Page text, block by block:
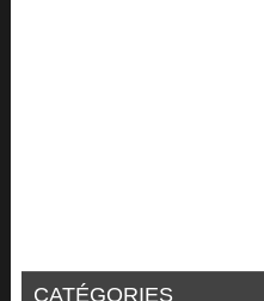
CATÉGORIES